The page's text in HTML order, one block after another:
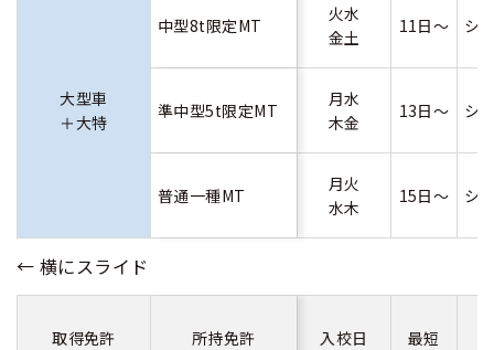
大型車
＋大特
中型8t限定MT
火水
金土
11日～ シ
準中型5t限定MT
月水
木金
13日～ シ
普通一種MT
月火
水木
15日～ シ
取得免許 所持免許 入校日 最短